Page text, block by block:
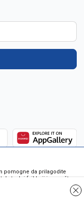
pomogne da prilagodite
fajl koji je smešten
Cookie-i su
od strane web servera